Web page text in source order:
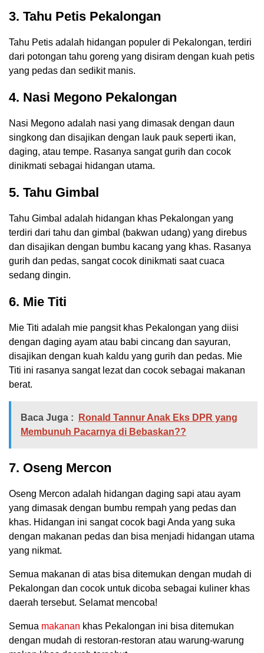
3. Tahu Petis Pekalongan
Tahu Petis adalah hidangan populer di Pekalongan, terdiri
dari potongan tahu goreng yang disiram dengan kuah petis
yang pedas dan sedikit manis.
4. Nasi Megono Pekalongan
Nasi Megono adalah nasi yang dimasak dengan daun
singkong dan disajikan dengan lauk pauk seperti ikan,
daging, atau tempe. Rasanya sangat gurih dan cocok
dinikmati sebagai hidangan utama.
5. Tahu Gimbal
Tahu Gimbal adalah hidangan khas Pekalongan yang
terdiri dari tahu dan gimbal (bakwan udang) yang direbus
dan disajikan dengan bumbu kacang yang khas. Rasanya
gurih dan pedas, sangat cocok dinikmati saat cuaca
sedang dingin.
6. Mie Titi
Mie Titi adalah mie pangsit khas Pekalongan yang diisi
dengan daging ayam atau babi cincang dan sayuran,
disajikan dengan kuah kaldu yang gurih dan pedas. Mie
Titi ini rasanya sangat lezat dan cocok sebagai makanan
berat.
Baca Juga :
Ronald Tannur Anak Eks DPR yang
Membunuh Pacarnya di Bebaskan??
7. Oseng Mercon
Oseng Mercon adalah hidangan daging sapi atau ayam
yang dimasak dengan bumbu rempah yang pedas dan
khas. Hidangan ini sangat cocok bagi Anda yang suka
dengan makanan pedas dan bisa menjadi hidangan utama
yang nikmat.
Semua makanan di atas bisa ditemukan dengan mudah di
Pekalongan dan cocok untuk dicoba sebagai kuliner khas
daerah tersebut. Selamat mencoba!
Semua makanan khas Pekalongan ini bisa ditemukan
dengan mudah di restoran-restoran atau warung-warung